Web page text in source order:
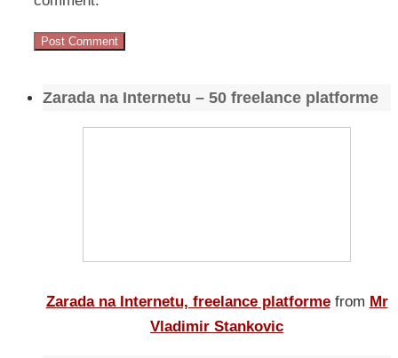
Zarada na Internetu – 50 freelance platforme
Zarada na Internetu, freelance platforme from Mr
Vladimir Stankovic